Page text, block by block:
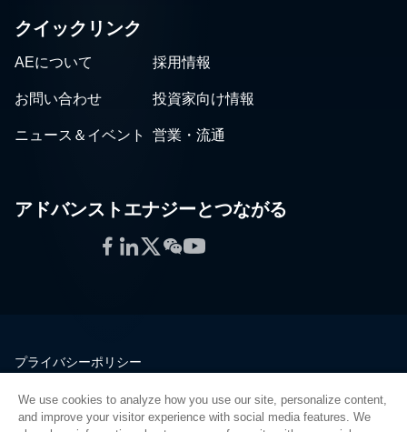
クイックリンク
AEについて 採用情報
お問い合わせ 投資家向け情報
ニュース＆イベント 営業・流通
アドバンストエナジーとつながる
Facebook
LinkedIn
Twitter
WeChat
YouTube
プライバシーポリシー
品質
We use cookies to analyze how you use our site, personalize content,
and improve your visitor experience with social media features. We